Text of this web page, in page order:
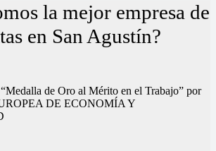
la mejor empresa de
en San Agustín?
de Oro al Mérito en el Trabajo” por
DE ECONOMÍA Y